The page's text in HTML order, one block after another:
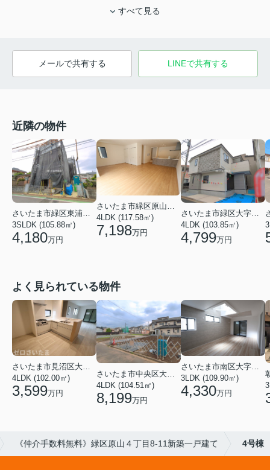
すべて見る
メールで共有する LINEで共有する
近隣の物件
さいたま市緑区東浦和３丁目
3SLDK (105.88㎡)
4,180万円
さいたま市緑区原山１丁目
4LDK (117.58㎡)
7,198万円
さいたま市緑区大字中尾
4LDK (103.85㎡)
4,799万円
よく見られている物件
さいたま市見沼区大字蓮沼
4LDK (102.00㎡)
3,599万円
さいたま市中央区大戸３丁目
4LDK (104.51㎡)
8,199万円
さいたま市南区大字太田窪
3LDK (109.90㎡)
4,330万円
《仲介手数料無料》緑区原山４丁目8-11新築一戸建て 4号棟